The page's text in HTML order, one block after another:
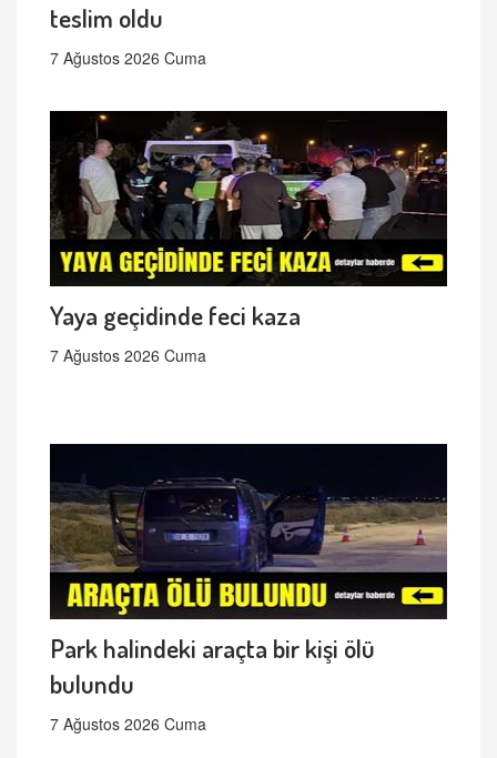
teslim oldu
7 Ağustos 2026 Cuma
Yaya geçidinde feci kaza
7 Ağustos 2026 Cuma
Park halindeki araçta bir kişi ölü
bulundu
7 Ağustos 2026 Cuma